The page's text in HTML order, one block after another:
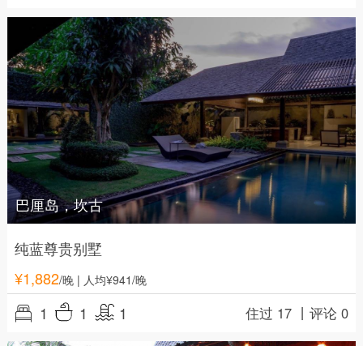
巴厘岛，坎古
纯蓝尊贵别墅
¥1,882/晚| 人均¥941/晚
1 1 1 住过 17 丨评论 0